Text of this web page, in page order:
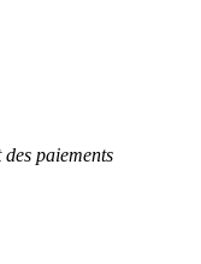
paiements